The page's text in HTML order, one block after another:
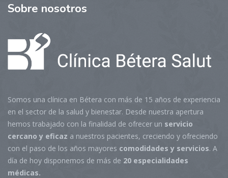
Sobre nosotros
Somos una clínica en Bétera con más de 15 años de experiencia
en el sector de la salud y bienestar. Desde nuestra apertura
hemos trabajado con la finalidad de ofrecer un servicio
cercano y eficaz a nuestros pacientes, creciendo y ofreciendo
con el paso de los años mayores comodidades y servicios. A
día de hoy disponemos de más de 20 especialidades
médicas.